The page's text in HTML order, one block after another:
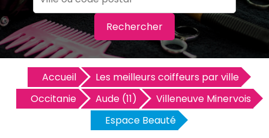
Rechercher
Accueil
Les meilleurs coiffeurs par ville
Occitanie
Aude (11)
Villeneuve Minervois
Espace Beauté